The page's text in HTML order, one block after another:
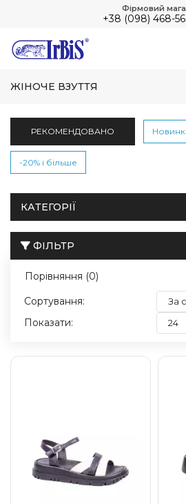
Фірмовий
+38 (098) 468-
ЖІНОЧЕ ВЗУТТЯ
РЕКОМЕНДОВАНО
-20% і більше
КАТЕГОРІЇ
ФІЛЬТР
Порівняння (0)
Сортування:
Показати: